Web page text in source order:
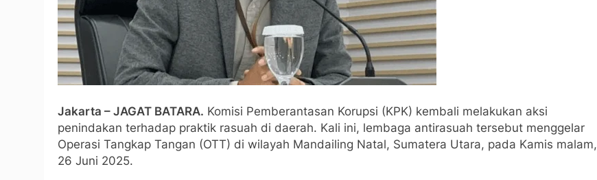
Jakarta – JAGAT BATARA. Komisi Pemberantasan Korupsi (KPK) kembali melakukan aksi
penindakan terhadap praktik rasuah di daerah. Kali ini, lembaga antirasuah tersebut menggelar
Operasi Tangkap Tangan (OTT) di wilayah Mandailing Natal, Sumatera Utara, pada Kamis malam,
26 Juni 2025.